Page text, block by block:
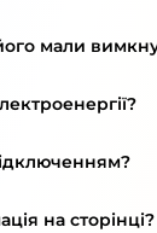
мали
на сторінці?